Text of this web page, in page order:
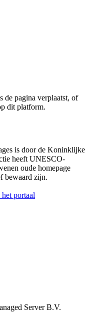
de pagina verplaatst, of
dit platform.
is door de Koninklijke
heeft UNESCO-
oude homepage
bewaard zijn.
portaal
Server B.V.